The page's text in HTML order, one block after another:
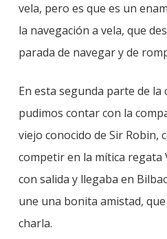
vela, pero es que es un
la navegación a vela, que
parada de navegar y de
En esta segunda parte de la
pudimos contar con la
viejo conocido de Sir Robin,
competir en la mítica regata
con salida y llegaba en
une una bonita amistad,
charla.